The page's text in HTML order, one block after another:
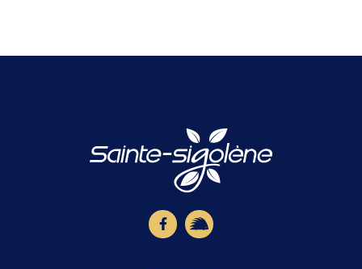
Lien vers le compte Facebook
Lien vers la page illiwap